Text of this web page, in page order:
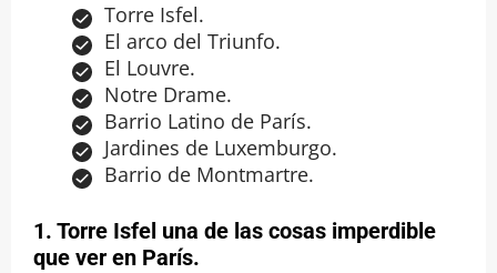
Torre Isfel.
El arco del Triunfo.
El Louvre.
Notre Drame.
Barrio Latino de París.
Jardines de Luxemburgo.
Barrio de Montmartre.
1. Torre Isfel una de las cosas imperdible
que ver en París.